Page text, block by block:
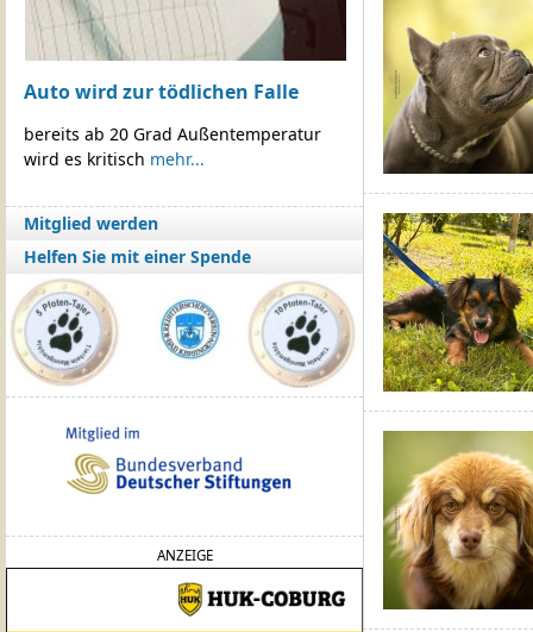
Auto wird zur tödlichen Falle
bereits ab 20 Grad Außentemperatur
wird es kritisch mehr...
Mitglied werden
Helfen Sie mit einer Spende
ANZEIGE